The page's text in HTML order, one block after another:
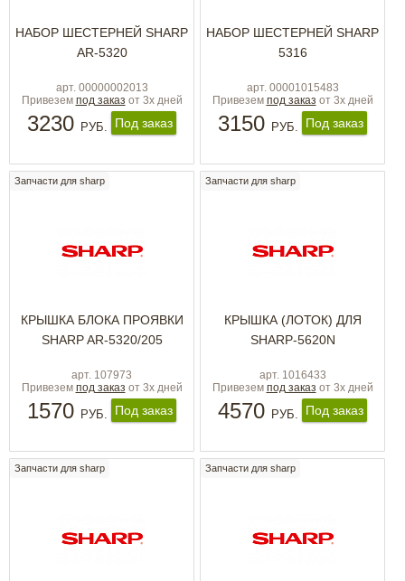
НАБОР ШЕСТЕРНЕЙ SHARP
AR-5320
арт. 00000002013
Привезем под заказ от 3х дней
3230 РУБ. Под заказ
НАБОР ШЕСТЕРНЕЙ SHARP
5316
арт. 00001015483
Привезем под заказ от 3х дней
3150 РУБ. Под заказ
Запчасти для sharp
КРЫШКА БЛОКА ПРОЯВКИ
SHARP AR-5320/205
арт. 107973
Привезем под заказ от 3х дней
1570 РУБ. Под заказ
Запчасти для sharp
КРЫШКА (ЛОТОК) ДЛЯ
SHARP-5620N
арт. 1016433
Привезем под заказ от 3х дней
4570 РУБ. Под заказ
Запчасти для sharp Запчасти для sharp